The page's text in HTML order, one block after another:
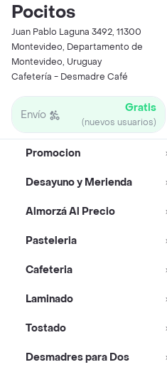
Pocitos
Juan Pablo Laguna 3492, 11300
Montevideo, Departamento de
Montevideo, Uruguay
Cafetería - Desmadre Café
Envío Gratis
(nuevos usuarios)
Promocion
Desayuno y Merienda
Almorzá Al Precio
Pasteleria
Cafeteria
Laminado
Tostado
Desmadres para Dos